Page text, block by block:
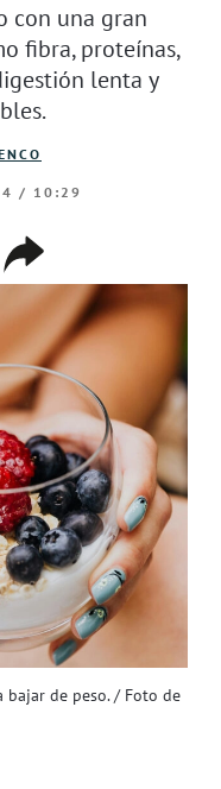
bajar de peso. / Foto de
con una gran
fibra, proteínas,
lenta y
/ 10:29
compartir
enlace